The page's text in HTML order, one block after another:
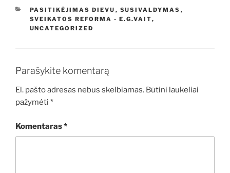
KATEGORIJOS
PASITIKĖJIMAS DIEVU , SUSIVALDYMAS ,
SVEIKATOS REFORMA - E.G.VAIT,
UNCATEGORIZED
Parašykite komentarą
El. pašto adresas nebus skelbiamas. Būtini laukeliai
pažymėti *
Komentaras*